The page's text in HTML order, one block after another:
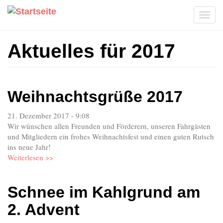
Direkt
zum
Aktuelles für 2017
Weihnachtsgrüße 2017
21. Dezember 2017 - 9:08
Wir wünschen allen Freunden und Förderern, unseren Fahrgästen
und Mitgliedern ein frohes Weihnachtsfest und einen guten Rutsch
ins neue Jahr!
Weiterlesen >>
Schnee im Kahlgrund am
2. Advent